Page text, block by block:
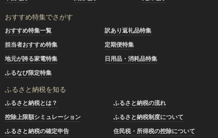
おすすめ特集でさがす
おすすめ特集一覧
訳あり返礼品特集
担当者おすすめ特集
定期便特集
地元が誇る家電特集
日用品・消耗品特集
ふるなび限定特集
ふるさと納税を知る
ふるさと納税とは？
ふるさと納税の流れ
控除上限額シミュレーション
ふるさと納税制度について
ふるさと納税の確定申告
住民税・所得税の控除について